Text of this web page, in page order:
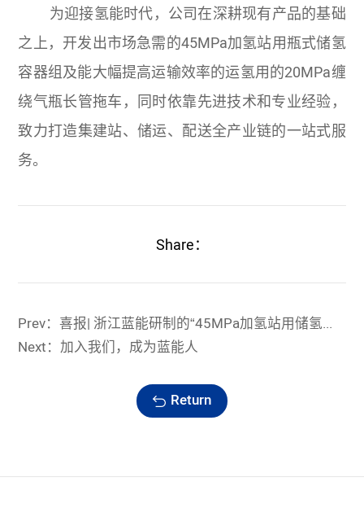
为迎接氢能时代，公司在深耕现有产品的基础
之上，开发出市场急需的45MPa加氢站用瓶式储氢
容器组及能大幅提高运输效率的运氢用的20MPa缠
绕气瓶长管拖车，同时依靠先进技术和专业经验，
致力打造集建站、储运、配送全产业链的一站式服
务。
Share：
Prev：喜报| 浙江蓝能研制的“45MPa加氢站用储氢瓶式容器组”和“20MPa缠绕气瓶管束式集装箱”顺利通过三新技术评审
Next：加入我们，成为蓝能人
Return